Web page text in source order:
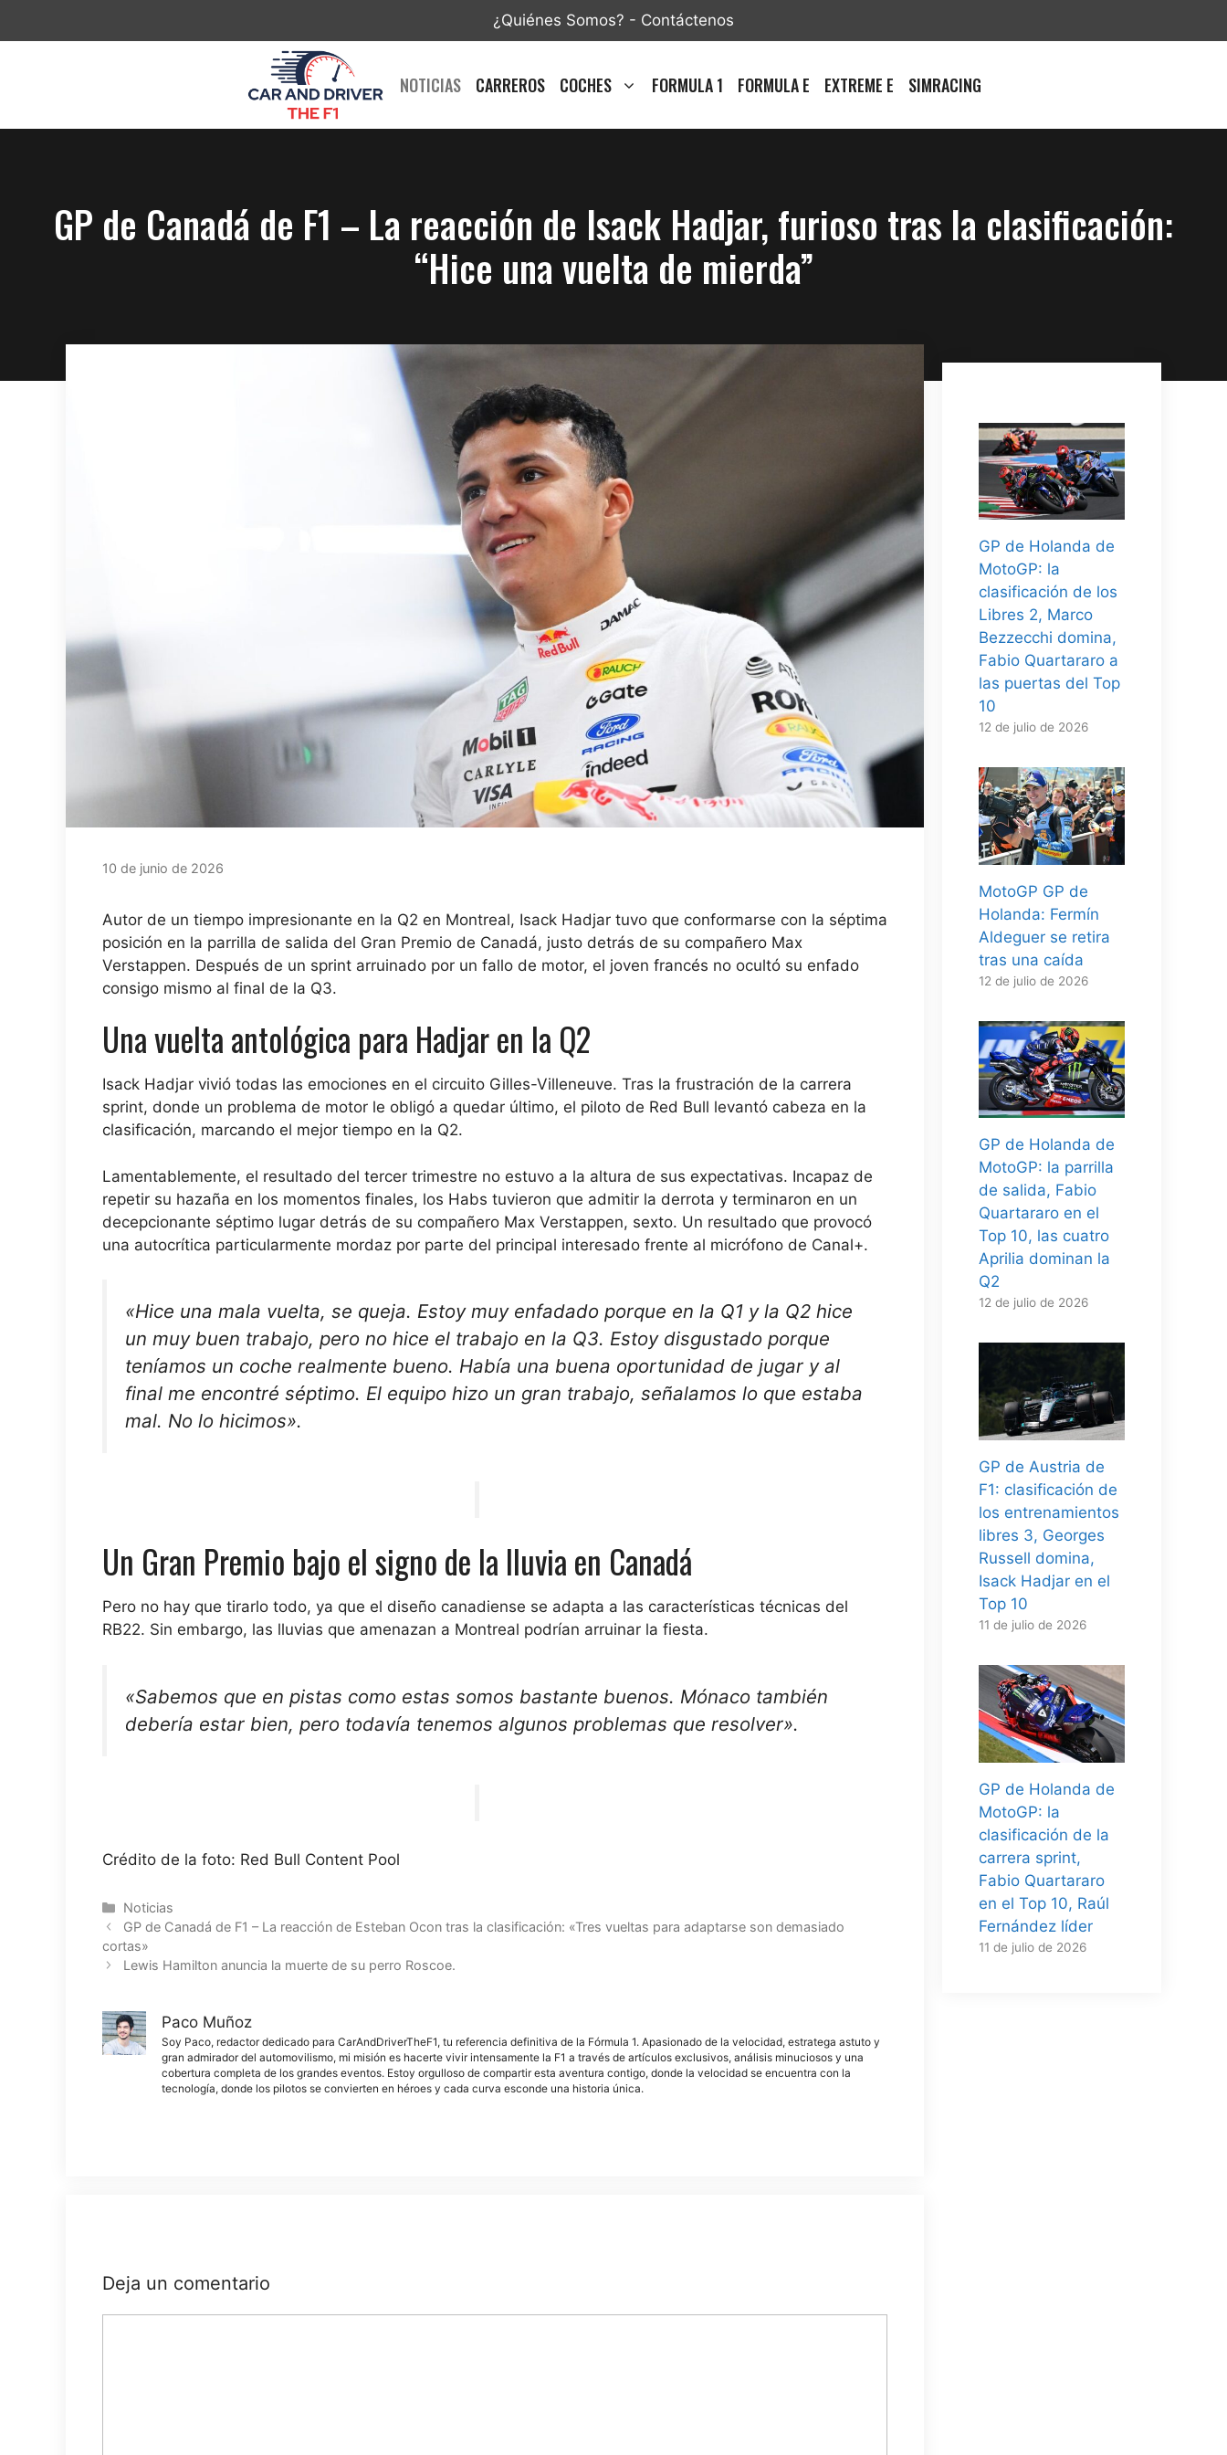
¿Quiénes Somos? - Contáctenos
NOTICIAS CARREROS COCHES FORMULA 1 FORMULA E EXTREME E SIMRACING
GP de Canadá de F1 – La reacción de Isack Hadjar, furioso tras la clasificación:
“Hice una vuelta de mierda”
10 de junio de 2026
Autor de un tiempo impresionante en la Q2 en Montreal, Isack Hadjar tuvo que conformarse con la séptima
posición en la parrilla de salida del Gran Premio de Canadá, justo detrás de su compañero Max
Verstappen. Después de un sprint arruinado por un fallo de motor, el joven francés no ocultó su enfado
consigo mismo al final de la Q3.
Una vuelta antológica para Hadjar en la Q2
Isack Hadjar vivió todas las emociones en el circuito Gilles-Villeneuve. Tras la frustración de la carrera
sprint, donde un problema de motor le obligó a quedar último, el piloto de Red Bull levantó cabeza en la
clasificación, marcando el mejor tiempo en la Q2.
Lamentablemente, el resultado del tercer trimestre no estuvo a la altura de sus expectativas. Incapaz de
repetir su hazaña en los momentos finales, los Habs tuvieron que admitir la derrota y terminaron en un
decepcionante séptimo lugar detrás de su compañero Max Verstappen, sexto. Un resultado que provocó
una autocrítica particularmente mordaz por parte del principal interesado frente al micrófono de Canal+.
«Hice una mala vuelta, se queja. Estoy muy enfadado porque en la Q1 y la Q2 hice
un muy buen trabajo, pero no hice el trabajo en la Q3. Estoy disgustado porque
teníamos un coche realmente bueno. Había una buena oportunidad de jugar y al
final me encontré séptimo. El equipo hizo un gran trabajo, señalamos lo que estaba
mal. No lo hicimos».
Un Gran Premio bajo el signo de la lluvia en Canadá
Pero no hay que tirarlo todo, ya que el diseño canadiense se adapta a las características técnicas del
RB22. Sin embargo, las lluvias que amenazan a Montreal podrían arruinar la fiesta.
«Sabemos que en pistas como estas somos bastante buenos. Mónaco también
debería estar bien, pero todavía tenemos algunos problemas que resolver».
Crédito de la foto: Red Bull Content Pool
Categorías
Noticias
GP de Canadá de F1 – La reacción de Esteban Ocon tras la clasificación: «Tres vueltas para adaptarse son demasiado
cortas»
Lewis Hamilton anuncia la muerte de su perro Roscoe.
Paco Muñoz
Soy Paco, redactor dedicado para CarAndDriverTheF1, tu referencia definitiva de la Fórmula 1. Apasionado de la velocidad, estratega astuto y
gran admirador del automovilismo, mi misión es hacerte vivir intensamente la F1 a través de artículos exclusivos, análisis minuciosos y una
cobertura completa de los grandes eventos. Estoy orgulloso de compartir esta aventura contigo, donde la velocidad se encuentra con la
tecnología, donde los pilotos se convierten en héroes y cada curva esconde una historia única.
Deja un comentario
GP de Holanda de
MotoGP: la
clasificación de los
Libres 2, Marco
Bezzecchi domina,
Fabio Quartararo a
las puertas del Top
10
12 de julio de 2026
MotoGP GP de
Holanda: Fermín
Aldeguer se retira
tras una caída
12 de julio de 2026
GP de Holanda de
MotoGP: la parrilla
de salida, Fabio
Quartararo en el
Top 10, las cuatro
Aprilia dominan la
Q2
12 de julio de 2026
GP de Austria de
F1: clasificación de
los entrenamientos
libres 3, Georges
Russell domina,
Isack Hadjar en el
Top 10
11 de julio de 2026
GP de Holanda de
MotoGP: la
clasificación de la
carrera sprint,
Fabio Quartararo
en el Top 10, Raúl
Fernández líder
11 de julio de 2026